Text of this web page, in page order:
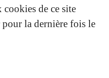
de ce site
pour la dernière fois le